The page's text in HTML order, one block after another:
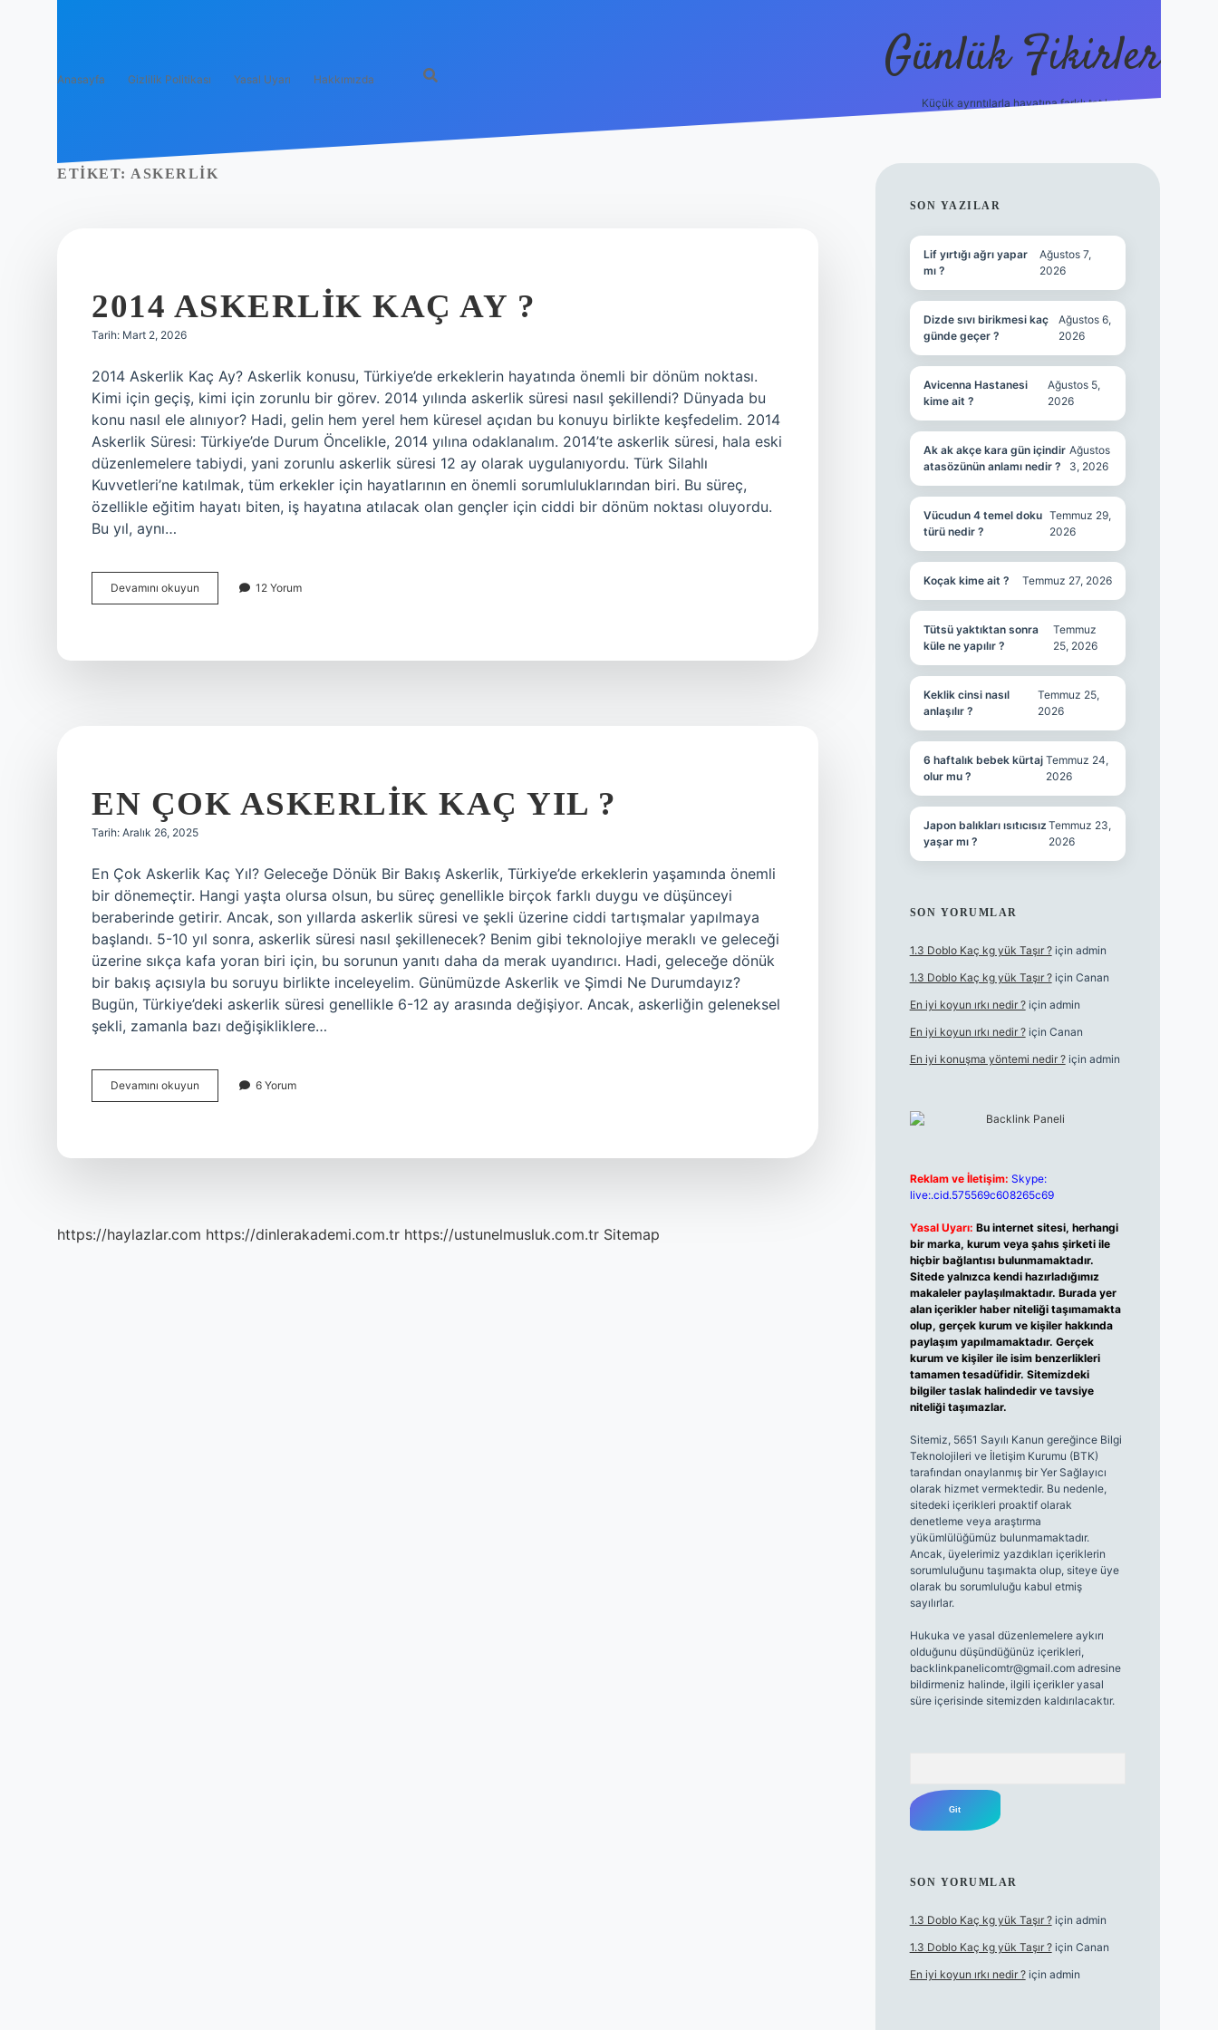
Anasayfa Gizlilik Politikası Yasal Uyarı Hakkımızda Günlük Fikirler
Küçük ayrıntılarla hayatına farklı tat kat.
ETIKET: ASKERLIK
2014 ASKERLIK KAÇ AY ?
Tarih: Mart 2, 2026
2014 Askerlik Kaç Ay? Askerlik konusu, Türkiye’de erkeklerin hayatında önemli bir dönüm noktası.
Kimi için geçiş, kimi için zorunlu bir görev. 2014 yılında askerlik süresi nasıl şekillendi? Dünyada bu
konu nasıl ele alınıyor? Hadi, gelin hem yerel hem küresel açıdan bu konuyu birlikte keşfedelim. 2014
Askerlik Süresi: Türkiye’de Durum Öncelikle, 2014 yılına odaklanalım. 2014’te askerlik süresi, hala eski
düzenlemelere tabiydi, yani zorunlu askerlik süresi 12 ay olarak uygulanıyordu. Türk Silahlı
Kuvvetleri’ne katılmak, tüm erkekler için hayatlarının en önemli sorumluluklarından biri. Bu süreç,
özellikle eğitim hayatı biten, iş hayatına atılacak olan gençler için ciddi bir dönüm noktası oluyordu.
Bu yıl, aynı…
Devamını okuyun
askerlik
12 Yorum
EN ÇOK ASKERLIK KAÇ YIL ?
Tarih: Aralık 26, 2025
En Çok Askerlik Kaç Yıl? Geleceğe Dönük Bir Bakış Askerlik, Türkiye’de erkeklerin yaşamında önemli
bir dönemeçtir. Hangi yaşta olursa olsun, bu süreç genellikle birçok farklı duygu ve düşünceyi
beraberinde getirir. Ancak, son yıllarda askerlik süresi ve şekli üzerine ciddi tartışmalar yapılmaya
başlandı. 5-10 yıl sonra, askerlik süresi nasıl şekillenecek? Benim gibi teknolojiye meraklı ve geleceği
üzerine sıkça kafa yoran biri için, bu sorunun yanıtı daha da merak uyandırıcı. Hadi, geleceğe dönük
bir bakış açısıyla bu soruyu birlikte inceleyelim. Günümüzde Askerlik ve Şimdi Ne Durumdayız?
Bugün, Türkiye’deki askerlik süresi genellikle 6-12 ay arasında değişiyor. Ancak, askerliğin geleneksel
şekli, zamanla bazı değişikliklere…
Devamını okuyun
çok
6 Yorum
https://haylazlar.com https://dinlerakademi.com.tr https://ustunelmusluk.com.tr Sitemap
SIDEBAR
SON YAZILAR
Lif yırtığı ağrı yapar
mı ?
Ağustos 7,
2026
Dizde sıvı birikmesi kaç
günde geçer ?
Ağustos 6,
2026
Avicenna Hastanesi
kime ait ?
Ağustos 5,
2026
Ak ak akçe kara gün içindir
atasözünün anlamı nedir ?
Ağustos
3, 2026
Vücudun 4 temel doku
türü nedir ?
Temmuz 29,
2026
Koçak kime ait ? Temmuz 27, 2026
Tütsü yaktıktan sonra
küle ne yapılır ?
Temmuz
25, 2026
Keklik cinsi nasıl
anlaşılır ?
Temmuz 25,
2026
6 haftalık bebek kürtaj
olur mu ?
Temmuz 24,
2026
Japon balıkları ısıtıcısız
yaşar mı ?
Temmuz 23,
2026
SON YORUMLAR
1.3 Doblo Kaç kg yük Taşır ?için admin
1.3 Doblo Kaç kg yük Taşır ?için Canan
En iyi koyun ırkı nedir ?için admin
En iyi koyun ırkı nedir ?için Canan
En iyi konuşma yöntemi nedir ?için admin
Reklam ve İletişim: Skype:
live:.cid.575569c608265c69
Yasal Uyarı: Bu internet sitesi, herhangi
bir marka, kurum veya şahıs şirketi ile
hiçbir bağlantısı bulunmamaktadır.
Sitede yalnızca kendi hazırladığımız
makaleler paylaşılmaktadır. Burada yer
alan içerikler haber niteliği taşımamakta
olup, gerçek kurum ve kişiler hakkında
paylaşım yapılmamaktadır. Gerçek
kurum ve kişiler ile isim benzerlikleri
tamamen tesadüfidir. Sitemizdeki
bilgiler taslak halindedir ve tavsiye
niteliği taşımazlar.
Sitemiz, 5651 Sayılı Kanun gereğince Bilgi
Teknolojileri ve İletişim Kurumu (BTK)
tarafından onaylanmış bir Yer Sağlayıcı
olarak hizmet vermektedir. Bu nedenle,
sitedeki içerikleri proaktif olarak
denetleme veya araştırma
yükümlülüğümüz bulunmamaktadır.
Ancak, üyelerimiz yazdıkları içeriklerin
sorumluluğunu taşımakta olup, siteye üye
olarak bu sorumluluğu kabul etmiş
sayılırlar.
Hukuka ve yasal düzenlemelere aykırı
olduğunu düşündüğünüz içerikleri,
backlinkpanelicomtr@gmail.comadresine
bildirmeniz halinde, ilgili içerikler yasal
süre içerisinde sitemizden kaldırılacaktır.
SON YORUMLAR
1.3 Doblo Kaç kg yük Taşır ?için admin
1.3 Doblo Kaç kg yük Taşır ?için Canan
En iyi koyun ırkı nedir ?için admin
ilbet yeni